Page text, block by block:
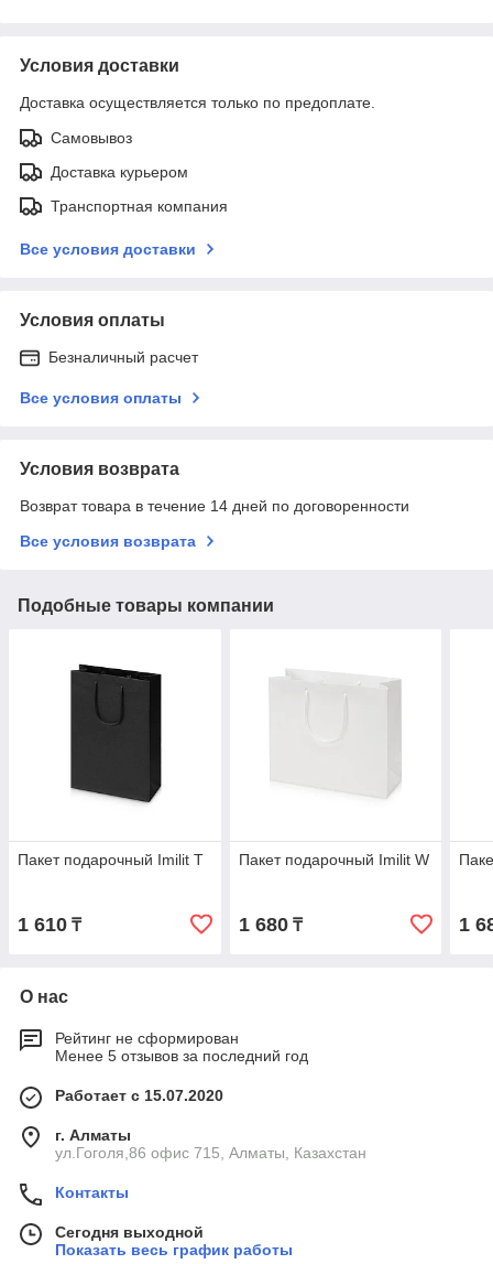
Условия доставки
Доставка осуществляется только по предоплате.
Самовывоз
Доставка курьером
Транспортная компания
Все условия доставки
Условия оплаты
Безналичный расчет
Все условия оплаты
Условия возврата
Возврат товара в течение 14 дней по договоренности
Все условия возврата
Подобные товары компании
Пакет подарочный Imilit T
1 610 ₸
Пакет подарочный Imilit W
1 680₸ 1
О нас
Рейтинг не сформирован
Менее 5 отзывов за последний год
Работает с 15.07.2020
г. Алматы
ул.Гоголя,86 офис 715, Алматы, Казахстан
Контакты
Сегодня выходной
Показать весь график работы